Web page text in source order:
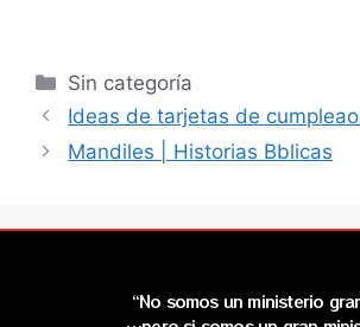
Sin categoría
Ideas de tarjetas de
Mandiles | Historias Bblicas
“No somos un ministerio